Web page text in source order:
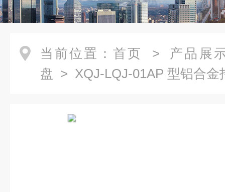
当前位置： 首页 > 产品展
盘 > XQJ-LQJ-01AP 型铝合金